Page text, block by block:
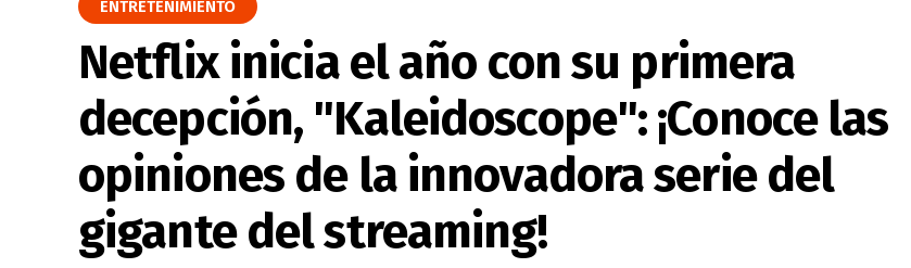
ENTRETENIMIENTO
Netflix inicia el año con su primera
decepción, "Kaleidoscope": ¡Conoce las
opiniones de la innovadora serie del
gigante del streaming!